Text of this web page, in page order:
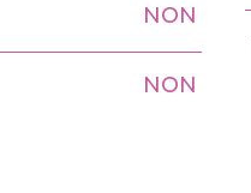
NON
NON